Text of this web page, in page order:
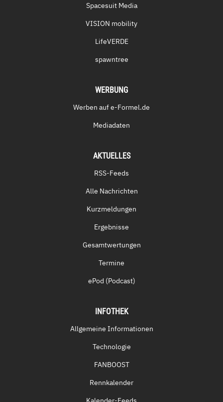
Spacesuit Media
VISION mobility
LifeVERDE
spawntree
WERBUNG
Werben auf e-Formel.de
Mediadaten
AKTUELLES
RSS-Feeds
Alle Nachrichten
Kurzmeldungen
Ergebnisse
Gesamtwertungen
Termine
ePod (Podcast)
INFOTHEK
Allgemeine Informationen
Technologie
FANBOOST
Rennkalender